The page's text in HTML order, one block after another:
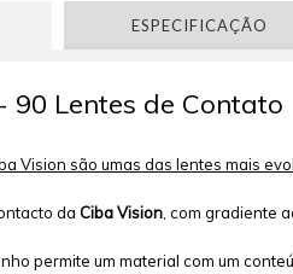
ESPECIFICAÇÃO
90 Lentes de Contato
Vision são umas das lentes mais
da Ciba Vision , com gradiente
permite um material com um